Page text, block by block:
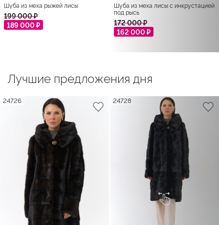
Шуба из меха рыжей лисы
199 000 ₽
189 000 ₽
Шуба из меха лисы с инкрустацией
под рысь
172 000 ₽
162 000 ₽
Лучшие предложения дня
24726 24728